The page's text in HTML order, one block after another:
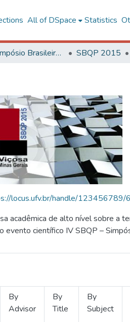
All of DSpace Statistics
SBQP - Simpósio Brasileiro de Qualidade do Projeto no Ambiente Construído SBQP 2015
locus.ufv.br/handle/123456789/
acadêmica de alto nível sobre a
evento científico IV SBQP –
By
Advisor
By
Title
By
Subject